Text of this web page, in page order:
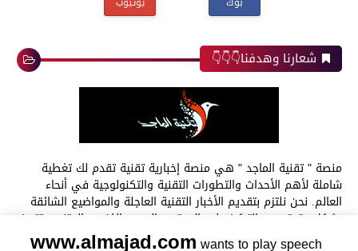
شعارنا وهدفنا👇👇👇
منصة " تقنية الماجد " هي منصة إخبارية تقنية تقدم لك تغطية
شاملة لأهم الأحداث والتطورات التقنية والتكنولوجية في أنحاء
العالم. نحن نلتزم بتقديم الأخبار التقنية العاجلة والمواضيع الشائقة
بشكل دقيق، مع التركيز على المحتوى العربي الغني والمتنوع. تتميز
منصة " تقنية الماجد " بتغطيتها الشاملة لجميع المجالات التقنية
www.almajad.comwants to play speech